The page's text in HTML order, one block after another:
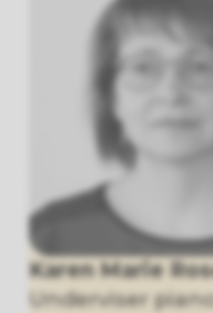
Karen Marie
Underviser